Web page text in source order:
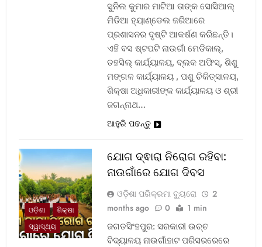
ସୁନିଲ କୁମାର ମାଟିଆ ତାଙ୍କ ସୋସିଆଲ୍‌
ମିଡିଆ ହ୍ୟାଣ୍ଡେଲ ଜରିଆରେ
ପ୍ରଶାସନର ଦୃଷ୍ଟି ଆକର୍ଷଣ କରିଛନ୍ତି।
ଏହି ବସ ଷ୍ଟପଟି ନାଉଗାଁ ମେଡିକାଲ୍‌,
ତହସିଲ୍‌ କାର୍ଯ୍ୟାଳୟ, ବ୍ଲକ ଅଫିସ୍‌, ଶିଶୁ
ମଙ୍ଗଳ କାର୍ଯ୍ୟାଳୟ , ପଶୁ ଚିକିତ୍ସାଳୟ,
ଶିକ୍ଷା ଅଧିକାରୀଙ୍କ କାର୍ଯ୍ୟାଳୟ ଓ ଶ୍ରୀ
ଜଗନ୍ନାଥ…
ଆହୁରି ପଢନ୍ତୁ
ଓଡ଼ିଶା
ଶିକ୍ଷା
ସ୍ୱାସ୍ଥ୍ୟ
ଯୋଗ ଦ୍ଵାରା ନିରୋଗ ରହିବା:
ନାଉଗାଁରେ ଯୋଗ ଦିବସ
ଓଡ଼ିଶା ପରିକ୍ରମା ବ୍ୟୁରୋ
2
months ago
0 1 min
ଜଗତସିଂହପୁର: ସରକାରୀ ଉଚ୍ଚ
ବିଦ୍ୟାଳୟ ନାଉଗାଁହାଟ ପରିସରରେରେ